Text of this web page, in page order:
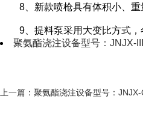
8、新款喷枪具有体积小、重
9、提料泵采用大变比方式，
聚氨酯浇注设备型号：JNJX-
上一篇：聚氨酯浇注设备型号：